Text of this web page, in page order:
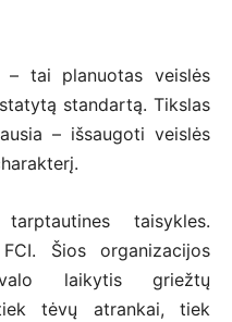
– tai planuotas veislės
standartą. Tikslas
– išsaugoti veislės
taisykles.
Šios organizacijos
laikytis griežtų
tėvų atrankai, tiek